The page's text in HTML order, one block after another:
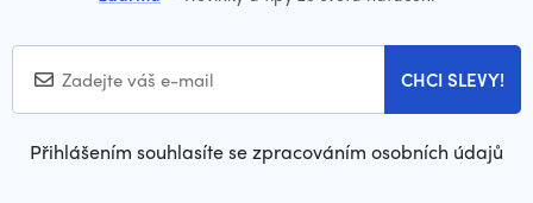
CHCI SLEVY!
Přihlášením souhlasíte se zpracováním osobních údajů